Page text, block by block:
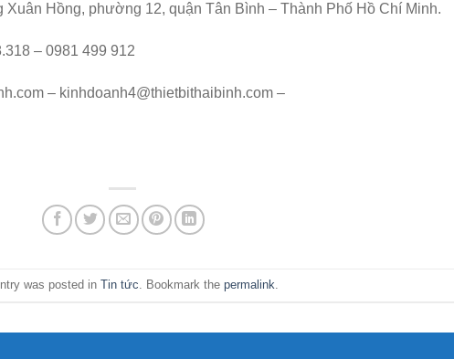
Xuân Hồng, phường 12, quận Tân Bình – Thành Phố Hồ Chí Minh.
– 0981 499 912
– kinhdoanh4@thietbithaibinh.com –
was posted in Tin tức . Bookmark the permalink